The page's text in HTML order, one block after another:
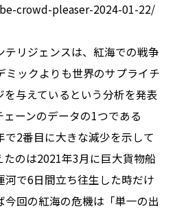
crowd-pleaser-2024-01-22/
リジェンスは、紅海での戦争
ミックよりも世界のサプライチ
与えているという分析を発表
ーンのデータの1つである
で2番目に大きな減少を示して
たのは2021年3月に巨大貨物船
河で6日間立ち往生した時だけ
回の紅海の危機は「単一の出